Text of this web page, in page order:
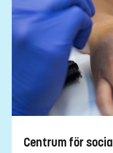
Centrum för